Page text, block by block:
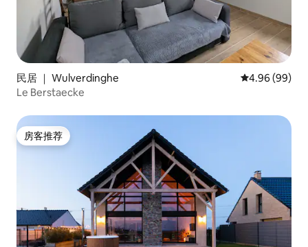
民居 ｜ Wulverdinghe 平均评分 4.96
4.96 (99)
Le Berstaecke
房客推荐
房客推荐